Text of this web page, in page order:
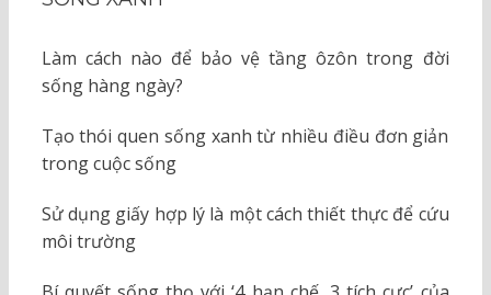
Làm cách nào để bảo vệ tầng ôzôn trong đời
sống hàng ngày?
Tạo thói quen sống xanh từ nhiều điều đơn giản
trong cuộc sống
Sử dụng giấy hợp lý là một cách thiết thực để cứu
môi trường